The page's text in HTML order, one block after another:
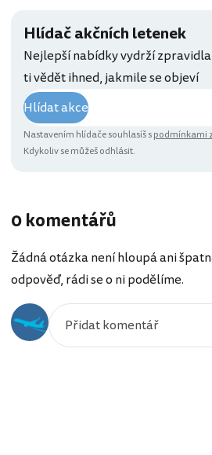
Hlídač akčních letenek
Nejlepší nabídky vydrží
ti vědět ihned, jakmile se objeví
Hlídat akce
Nastavením hlídače souhlasíš spodmínkami
Kdykoliv se můžeš odhlásit.
0 komentářů
Žádná otázka není hloupá ani
odpověď, rádi se o ni podělíme.